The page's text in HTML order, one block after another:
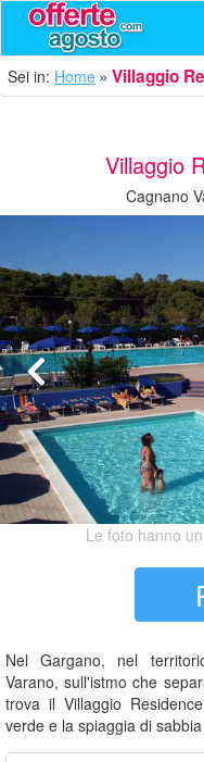
Sei in: Home Villaggio
Villaggio
Cagnano
Le foto hanno
Nel Gargano, nel
Varano, sull'istmo che
trova il Villaggio
verde e la spiaggia di